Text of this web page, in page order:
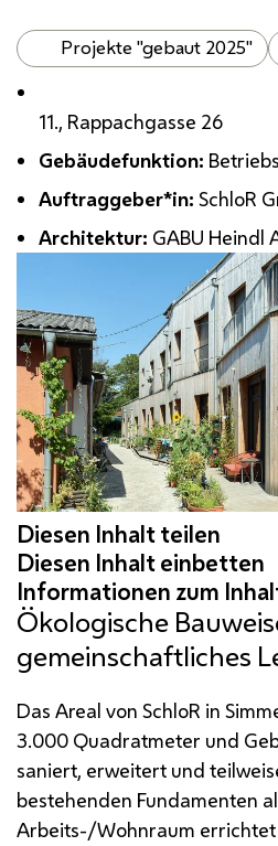
Projekte "gebaut 2025"
11., Rappachgasse 26
Gebäudefunktion:
Auftraggeber*in:SchloR
Architektur: GABU Heindl
Ökologische
gemeinschaftliches
Das Areal von SchloR in
3.000 Quadratmeter und
saniert, erweitert und
bestehenden Fundamenten
Arbeits-/Wohnraum errichtet